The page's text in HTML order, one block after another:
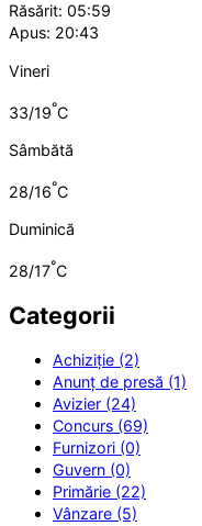
Răsărit: 05:59
Apus: 20:43
Vineri
33/19°C
Sâmbătă
28/16°C
Duminică
28/17°C
Categorii
Achiziție (2)
Anunț de presă (1)
Avizier (24)
Concurs (69)
Furnizori (0)
Guvern (0)
Primărie (22)
Vânzare (5)